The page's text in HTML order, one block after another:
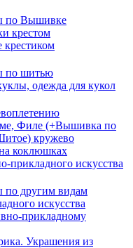
по Вышивке
крестом
по шитью
одежда для кукол
Филе (+Вышивка по
кружево
коклюшках
прикладного искусства
другим видам
искусства
прикладному
Украшения из